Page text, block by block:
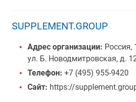
SUPPLEMENT.GROUP
Адрес организации: Россия,
ул. Б. Новодмитровская, д.
Телефон: +7 (495) 955-9420
Сайт: https://